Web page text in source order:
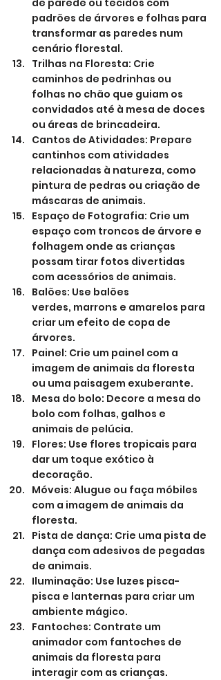
padrões de árvores e folhas para
transformar as paredes num
cenário florestal.
Trilhas na Floresta: Crie
caminhos de pedrinhas ou
folhas no chão que guiam os
convidados até à mesa de doces
ou áreas de brincadeira.
Cantos de Atividades: Prepare
cantinhos com atividades
relacionadas à natureza, como
pintura de pedras ou criação de
máscaras de animais.
Espaço de Fotografia: Crie um
espaço com troncos de árvore e
folhagem onde as crianças
possam tirar fotos divertidas
com acessórios de animais.
Balões: Use balões
verdes, marrons e amarelos para
criar um efeito de copa de
árvores.
Painel: Crie um painel com a
imagem de animais da floresta
ou uma paisagem exuberante.
Mesa do bolo: Decore a mesa do
bolo com folhas, galhos e
animais de pelúcia.
Flores: Use flores tropicais para
dar um toque exótico à
decoração.
Móveis: Alugue ou faça móbiles
com a imagem de animais da
floresta.
Pista de dança: Crie uma pista de
dança com adesivos de pegadas
de animais.
Iluminação: Use luzes pisca-
pisca e lanternas para criar um
ambiente mágico.
Fantoches: Contrate um
animador com fantoches de
animais da floresta para
interagir com as crianças.